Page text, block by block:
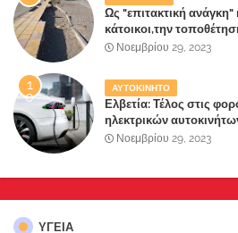
Ως "επιτακτική ανάγκη"
κάτοικοι,την
Παραλιακής Ζώνης"
Νοεμβρίου 29, 2023
ΑΥΤΟΚΙΝΗΤΟ
Ελβετία: Τέλος στις
ηλεκτρικών
Νοεμβρίου 29, 2023
ΥΓΕΙΑ